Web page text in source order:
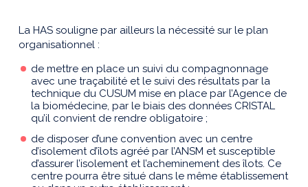
La HAS souligne par ailleurs la nécessité sur le plan
organisationnel :
de mettre en place un suivi du compagnonnage
avec une traçabilité et le suivi des résultats par la
technique du CUSUM mise en place par l’Agence de
la biomédecine, par le biais des données CRISTAL
qu’il convient de rendre obligatoire ;
de disposer d’une convention avec un centre
d’isolement d’îlots agréé par l’ANSM et susceptible
d’assurer l’isolement et l’acheminement des îlots. Ce
centre pourra être situé dans le même établissement